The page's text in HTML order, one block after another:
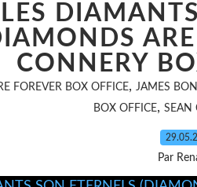
LES
CONNERY
FOREVER BOX OFFICE, JAMES
BOX OFFICE, SEAN
Par